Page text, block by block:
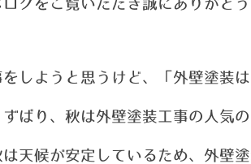
グをご覧いただき誠にありがとう
しようと思うけど、「外壁塗装
ばり、秋は外壁塗装工事の人気
天候が安定しているため、外壁